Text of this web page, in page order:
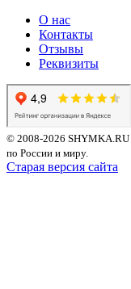
О нас
Контакты
Отзывы
Реквизиты
© 2008-2026 SHYMKA.RU
по России и миру.
Старая версия сайта